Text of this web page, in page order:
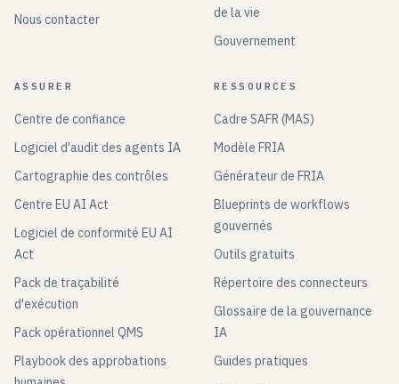
Nous contacter
de la vie
Gouvernement
ASSURER
Centre de confiance
Logiciel d'audit des agents IA
Cartographie des contrôles
Centre EU AI Act
Logiciel de conformité EU AI
Act
Pack de traçabilité
d'exécution
Pack opérationnel QMS
Playbook des approbations
RESSOURCES
Cadre SAFR (MAS)
Modèle FRIA
Générateur de FRIA
Blueprints de workflows
gouvernés
Outils gratuits
Répertoire des connecteurs
Glossaire de la gouvernance
IA
Guides pratiques